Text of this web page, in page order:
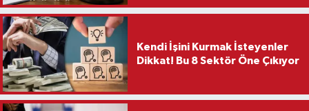
Kendi İşini Kurmak İsteyenler
Dikkat! Bu 8 Sektör Öne Çıkıyor